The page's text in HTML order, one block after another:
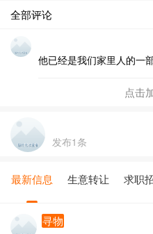
全部评论
他已经是我们家里人的一部
点击
发布1条
最新信息 生意转让 求职
寻物